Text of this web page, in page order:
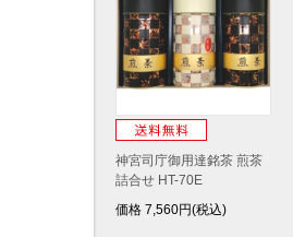
神宮司庁御用達銘茶 煎茶
詰合せ HT-70E
価格 7,560円(税込)